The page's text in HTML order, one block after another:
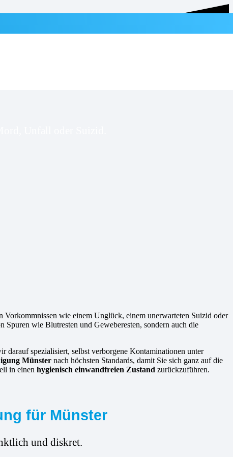
Unfall oder Suizid.
Vorkommnissen wie einem Unglück, einem unerwarteten Suizid oder
wie Blutresten und Geweberesten, sondern auch die
darauf spezialisiert, selbst verborgene Kontaminationen unter
Münster nach höchsten Standards, damit Sie sich ganz auf die
in einen hygienisch einwandfreien Zustand zurückzuführen.
für Münster
und diskret.